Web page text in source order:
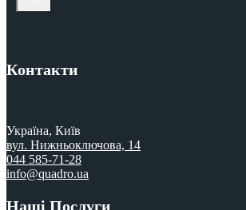
Контакти
Україна, Київ
вул. Нижньоключова, 14
044 585-71-28
info@quadro.ua
Наші Послуги